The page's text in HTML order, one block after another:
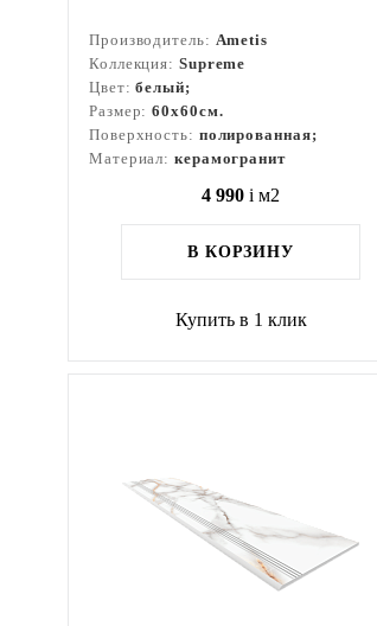
Производитель: Ametis
Коллекция: Supreme
Цвет:белый;
Размер:60x60см.
Поверхность: полированная;
Материал: керамогранит
4 990 i м2
В КОРЗИНУ
Купить в 1 клик